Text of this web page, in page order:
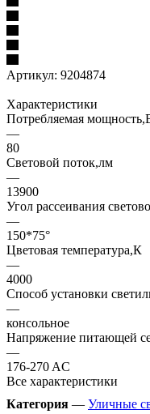
Артикул: 9204874
Характеристики
Потребляемая
—
80
Световой поток,лм
—
13900
Угол рассеивания
—
150*75°
Цветовая температура,К
—
4000
Способ установки
—
консольное
Напряжение питающей
—
176-270 AC
Все характеристики
Категория — Уличные